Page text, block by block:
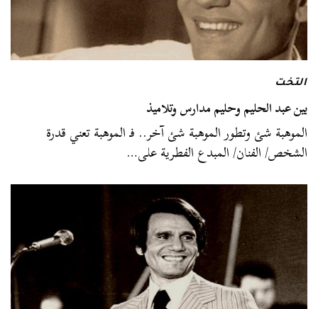
التخت
بين عبد الحليم وحليم مدارس وتلاميذ
الموهبة شئ وتطور الموهبة شئ آخر.. فـ الموهبة تعني قدرة
الشخص/ الفنان/ المبدع الفطرية على…